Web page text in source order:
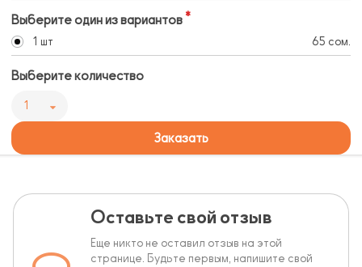
Выберите один из вариантов
1 шт 65 сом.
Выберите количество
1
Заказать
Оставьте свой отзыв
Еще никто не оставил отзыв на этой
странице. Будьте первым, напишите свой